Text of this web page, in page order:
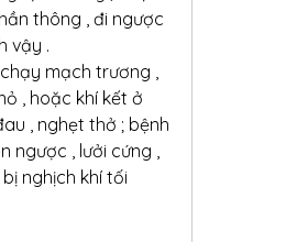
thông , đi ngược
vậy .
mạch trương ,
, hoặc khí kết ở
, nghẹt thở ; bệnh
, lưởi cứng ,
nghịch khí tối